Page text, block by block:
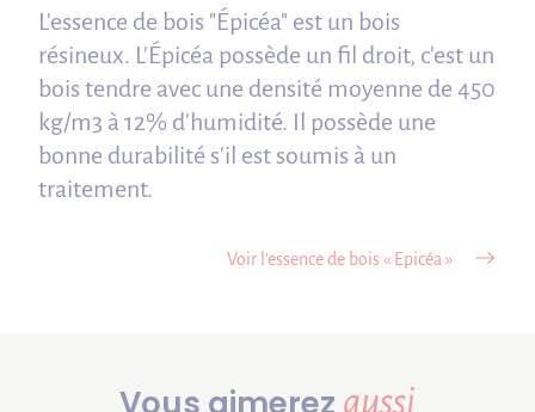
L'essence de bois "Épicéa" est un bois
résineux. L'Épicéa possède un fil droit, c'est un
bois tendre avec une densité moyenne de 450
kg/m3 à 12% d'humidité. Il possède une
bonne durabilité s'il est soumis à un
traitement.
Voir l’essence de bois « Epicéa »
aussi